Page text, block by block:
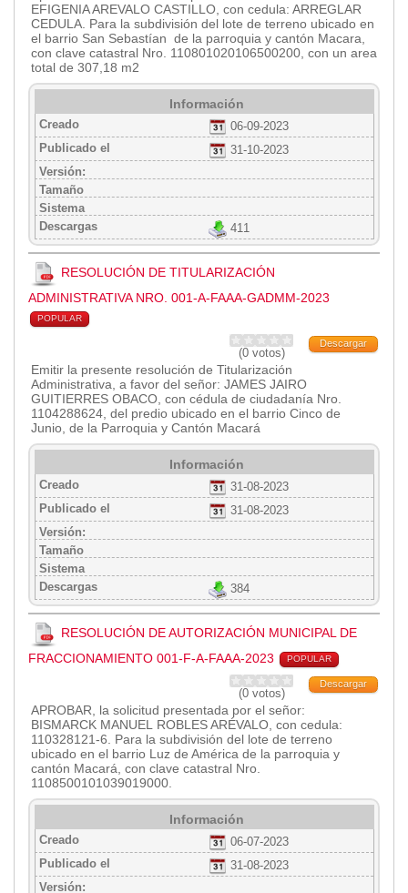
EFIGENIA AREVALO CASTILLO, con cedula: ARREGLAR
CEDULA. Para la subdivisión del lote de terreno ubicado en
el barrio San Sebastían de la parroquia y cantón Macara,
con clave catastral Nro. 110801020106500200, con un area
total de 307,18 m2
Información
Creado
06-09-2023
Publicado el
31-10-2023
Versión:
Tamaño
Sistema
Descargas
411
RESOLUCIÓN DE TITULARIZACIÓN
ADMINISTRATIVA NRO. 001-A-FAAA-GADMM-2023
POPULAR
Descargar
(0 votos)
Emitir la presente resolución de Titularización
Administrativa, a favor del señor: JAMES JAIRO
GUITIERRES OBACO, con cédula de ciudadanía Nro.
1104288624, del predio ubicado en el barrio Cinco de
Junio, de la Parroquia y Cantón Macará
Información
Creado
31-08-2023
Publicado el
31-08-2023
Versión:
Tamaño
Sistema
Descargas
384
RESOLUCIÓN DE AUTORIZACIÓN MUNICIPAL DE
FRACCIONAMIENTO 001-F-A-FAAA-2023
POPULAR
Descargar
(0 votos)
APROBAR, la solicitud presentada por el señor:
BISMARCK MANUEL ROBLES ARÉVALO, con cedula:
110328121-6. Para la subdivisión del lote de terreno
ubicado en el barrio Luz de América de la parroquia y
cantón Macará, con clave catastral Nro.
1108500101039019000.
Información
Creado
06-07-2023
Publicado el
31-08-2023
Versión:
2015
CPCCS
GAD Macará
Empresa Pública de Vivienda
P.A.C. - P.O.A.
P.D.L - P.D.O.T.
GACETA TRIBUTARIA
Ordenanzas/Resoluciones
Convenios
Cumplimiento LOTAIP
Concurso de Méritos
Concursos 2016
Mail